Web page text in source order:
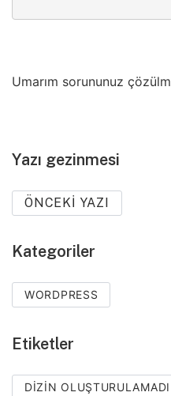
Umarım sorununuz
Yazı gezinmesi
ÖNCEKI YAZI
Kategoriler
WORDPRESS
Etiketler
DIZIN OLUŞTURULAMADI